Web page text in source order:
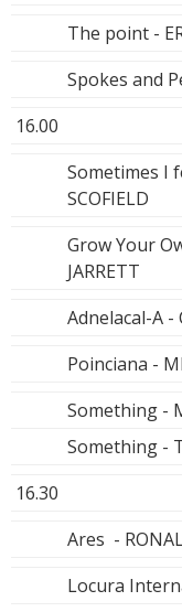
The point -
Spokes and
16.00
Sometimes I
SCOFIELD
Grow Your
JARRETT
Adnelacal-A -
Poinciana -
Something -
Something -
16.30
Ares -
Locura